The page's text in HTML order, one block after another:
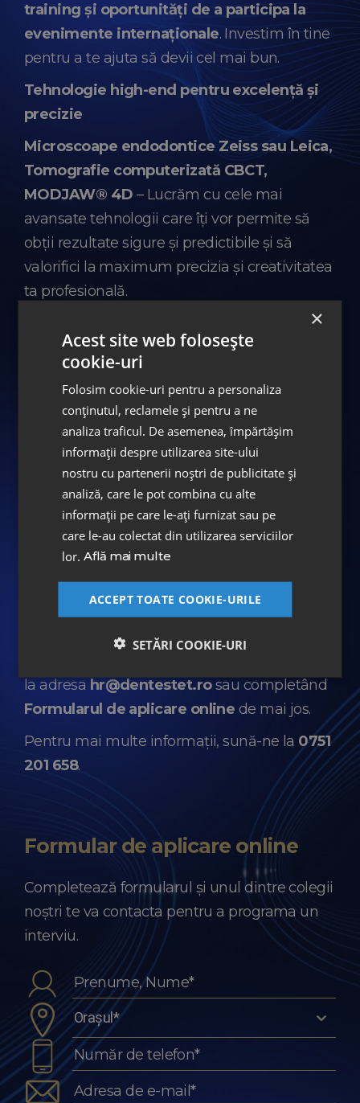
training și oportunități de a participa la
evenimente internaționale. Investim în tine
pentru a te ajuta să devii cel mai bun.
Tehnologie high-end pentru excelență și
precizie
Microscoape endodontice Zeiss sau Leica,
Tomografie computerizată CBCT,
MODJAW® 4D – Lucrăm cu cele mai
avansate tehnologii care îți vor permite să
obții rezultate sigure și predictibile și să
valorifici la maximum precizia și creativitatea
ta profesională.
Vei găsi în clinică un
mediu special
atât pentru medici, cât și pentru pacienți.
Atmosferă dinamică și prietenoasă
Suntem o echipă tânără, unită, pasionată de
crearea de zâmbete sănătoase. Pentru noi,
fiecare zi este o oportunitatede a învăța, de
a crește și de a face diferența.
Cum aplici?
la adresa hr@dentestet.rosau completând
Formularul de aplicare online de mai jos.
Pentru mai multe informații, sună-ne la 0751
201 658.
Formular de aplicare online
Completează formularul și unul dintre colegii
noștri te va contacta pentru a programa un
interviu.
Orașul*
×
Acest site web folosește
cookie-uri
Folosim cookie-uri pentru a personaliza
conținutul, reclamele și pentru a ne
analiza traficul. De asemenea, împărtășim
informații despre utilizarea site-ului
nostru cu partenerii noștri de publicitate și
analiză, care le pot combina cu alte
informații pe care le-ați furnizat sau pe
care le-au colectat din utilizarea serviciilor
lor.Află mai multe
ACCEPT TOATE COOKIE-URILE
SETĂRI COOKIE-URI